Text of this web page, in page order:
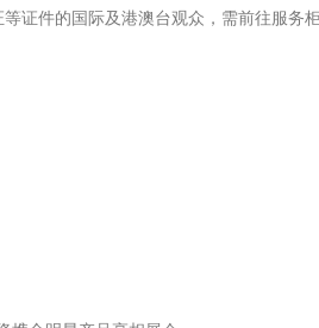
证件的国际及港澳台观众，需前往服务